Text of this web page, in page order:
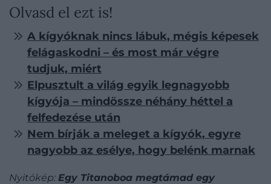
Olvasd el ezt is!
A kígyóknak nincs lábuk, mégis képesek
felágaskodni – és most már végre
tudjuk, miért
Elpusztult a világ egyik legnagyobb
kígyója – mindössze néhány héttel a
felfedezése után
Nem bírják a meleget a kígyók, egyre
nagyobb az esélye, hogy belénk marnak
Nyitókép: Egy Titanoboa megtámad egy